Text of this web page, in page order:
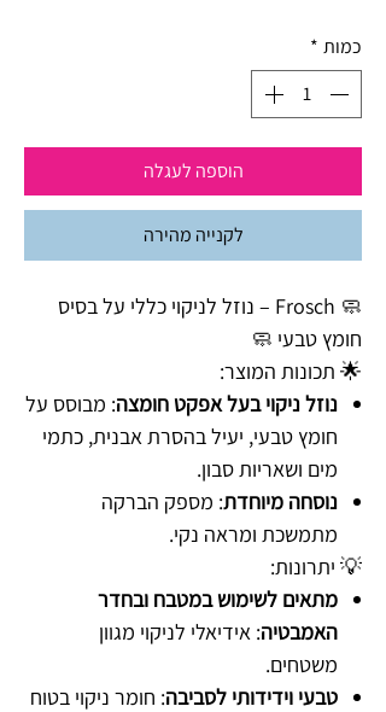
כמות *
הוספה לעגלה
לקנייה מהירה
🧼 Frosch – נוזל לניקוי כללי על בסיס
חומץ טבעי 🧼
🌟 תכונות המוצר:
נוזל ניקוי בעל אפקט חומצה: מבוסס על
חומץ טבעי, יעיל בהסרת אבנית, כתמי
מים ושאריות סבון.
נוסחה מיוחדת: מספק הברקה
מתמשכת ומראה נקי.
💡 יתרונות:
מתאים לשימוש במטבח ובחדר
האמבטיה: אידיאלי לניקוי מגוון
משטחים.
טבעי וידידותי לסביבה: חומר ניקוי בטוח